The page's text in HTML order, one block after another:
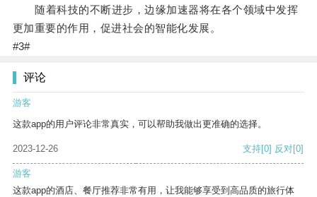
随着科技的不断进步，边缘加速器将在各个领域中发挥
更加重要的作用，促进社会的智能化发展。
#3#
评论
游客
这款app的用户评论非常真实，可以帮助我做出更准确的选择。
2023-12-26 支持[0] 反对[0]
游客
这款app的酒店、餐厅推荐非常有用，让我能够享受到高品质的旅行体